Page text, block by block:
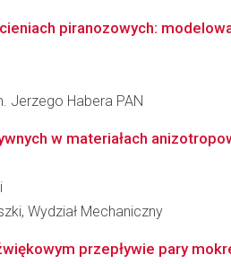
piranozowych:
Jerzego Habera PAN
w materiałach
Wydział Mechaniczny
przepływie pary